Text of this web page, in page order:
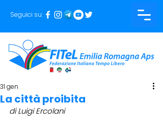
Seguici su:
La città proibita
31 gen
di Luigi Ercolani